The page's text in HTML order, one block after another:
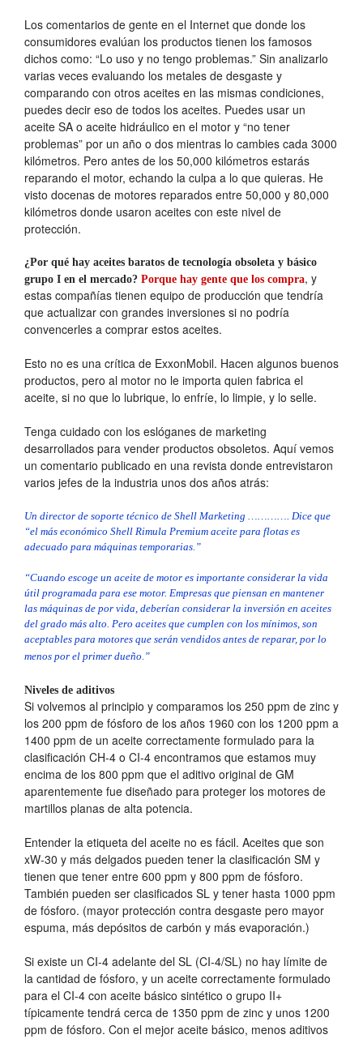
Los comentarios de gente en el Internet que donde los
consumidores evalúan los productos tienen los famosos
dichos como: “Lo uso y no tengo problemas.” Sin analizarlo
varias veces evaluando los metales de desgaste y
comparando con otros aceites en las mismas condiciones,
puedes decir eso de todos los aceites. Puedes usar un
aceite SA o aceite hidráulico en el motor y “no tener
problemas” por un año o dos mientras lo cambies cada 3000
kilómetros. Pero antes de los 50,000 kilómetros estarás
reparando el motor, echando la culpa a lo que quieras. He
visto docenas de motores reparados entre 50,000 y 80,000
kilómetros donde usaron aceites con este nivel de
protección.
¿Por qué hay aceites baratos de tecnología obsoleta y básico
grupo I en el mercado? Porque hay gente que los compra, y
estas compañías tienen equipo de producción que tendría
que actualizar con grandes inversiones si no podría
convencerles a comprar estos aceites.
Esto no es una crítica de ExxonMobil. Hacen algunos buenos
productos, pero al motor no le importa quien fabrica el
aceite, si no que lo lubrique, lo enfríe, lo limpie, y lo selle.
Tenga cuidado con los eslóganes de marketing
desarrollados para vender productos obsoletos. Aquí vemos
un comentario publicado en una revista donde entrevistaron
varios jefes de la industria unos dos años atrás:
Un director de soporte técnico de Shell Marketing …………. Dice que
“el más económico Shell Rimula Premium aceite para flotas es
adecuado para máquinas temporarias.”
“Cuando escoge un aceite de motor es importante considerar la vida
útil programada para ese motor. Empresas que piensan en mantener
las máquinas de por vida, deberían considerar la inversión en aceites
del grado más alto. Pero aceites que cumplen con los mínimos, son
aceptables para motores que serán vendidos antes de reparar, por lo
menos por el primer dueño.”
Niveles de aditivos
Si volvemos al principio y comparamos los 250 ppm de zinc y
los 200 ppm de fósforo de los años 1960 con los 1200 ppm a
1400 ppm de un aceite correctamente formulado para la
clasificación CH-4 o CI-4 encontramos que estamos muy
encima de los 800 ppm que el aditivo original de GM
aparentemente fue diseñado para proteger los motores de
martillos planas de alta potencia.
Entender la etiqueta del aceite no es fácil. Aceites que son
xW-30 y más delgados pueden tener la clasificación SM y
tienen que tener entre 600 ppm y 800 ppm de fósforo.
También pueden ser clasificados SL y tener hasta 1000 ppm
de fósforo. (mayor protección contra desgaste pero mayor
espuma, más depósitos de carbón y más evaporación.)
Si existe un CI-4 adelante del SL (CI-4/SL) no hay límite de
la cantidad de fósforo, y un aceite correctamente formulado
para el CI-4 con aceite básico sintético o grupo II+
típicamente tendrá cerca de 1350 ppm de zinc y unos 1200
ppm de fósforo. Con el mejor aceite básico, menos aditivos